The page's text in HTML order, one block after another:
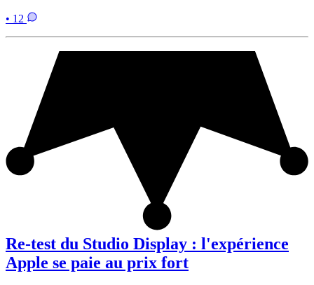
• 12
Re-test du Studio Display : l'expérience
Apple se paie au prix fort